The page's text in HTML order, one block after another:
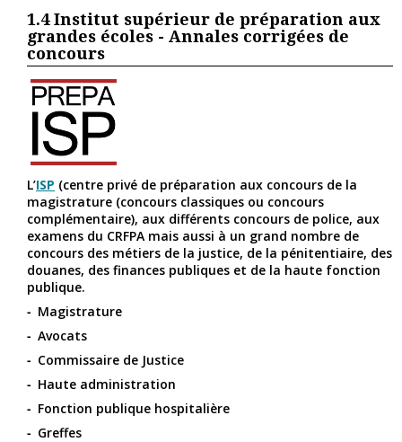
1.4Institut supérieur de préparation aux
grandes écoles - Annales corrigées de
concours
L’ISP (centre privé de préparation aux concours de la
magistrature (concours classiques ou concours
complémentaire), aux différents concours de police, aux
examens du CRFPA mais aussi à un grand nombre de
concours des métiers de la justice, de la pénitentiaire, des
douanes, des finances publiques et de la haute fonction
publique.
Magistrature
Avocats
Commissaire de Justice
Haute administration
Fonction publique hospitalière
Greffes